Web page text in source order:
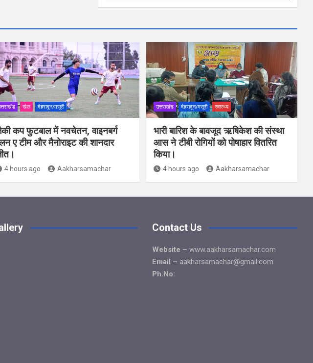
खेल देहरादून/मसूरी
कप फुटबाल में नवचेतन, वाइनबर्ग
ए टीम और मैनोराइट की शानदार
4 hours ago Aakharsamachar
उत्तराखंड देहरादून/मसूरी स्वास्थ्य
भारी बारिश के बावजूद ऋषिकेश की संस्था
आस ने टीबी रोगियों को पोषाहार वितरित
किया।
4 hours ago Aakharsamachar
Contact Us
Website – www.aakharsamachar.com
Email – aakharsamachar@gmail.com
Ph.No: